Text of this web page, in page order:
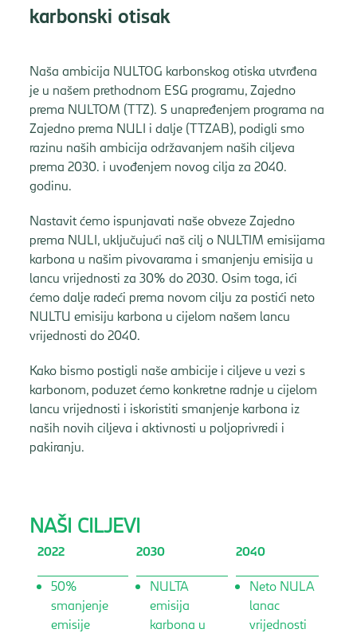
karbonski otisak
Naša ambicija NULTOG karbonskog otiska utvrđena
je u našem prethodnom ESG programu, Zajedno
prema NULTOM (TTZ). S unapređenjem programa na
Zajedno prema NULI i dalje (TTZAB), podigli smo
razinu naših ambicija održavanjem naših ciljeva
prema 2030. i uvođenjem novog cilja za 2040.
godinu.
Nastavit ćemo ispunjavati naše obveze Zajedno
prema NULI, uključujući naš cilj o NULTIM emisijama
karbona u našim pivovarama i smanjenju emisija u
lancu vrijednosti za 30% do 2030. Osim toga, ići
ćemo dalje radeći prema novom cilju za postići neto
NULTU emisiju karbona u cijelom našem lancu
vrijednosti do 2040.
Kako bismo postigli naše ambicije i ciljeve u vezi s
karbonom, poduzet ćemo konkretne radnje u cijelom
lancu vrijednosti i iskoristiti smanjenje karbona iz
naših novih ciljeva i aktivnosti u poljoprivredi i
pakiranju.
NAŠI CILJEVI
2022 2030 2040
50%
smanjenje
emisije
NULTA
emisija
karbona u
Neto NULA
lanac
vrijednosti